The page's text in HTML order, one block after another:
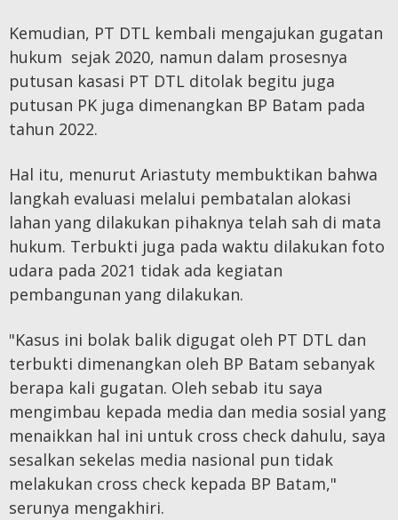
Kemudian, PT DTL kembali mengajukan gugatan
hukum sejak 2020, namun dalam prosesnya
putusan kasasi PT DTL ditolak begitu juga
putusan PK juga dimenangkan BP Batam pada
tahun 2022.
Hal itu, menurut Ariastuty membuktikan bahwa
langkah evaluasi melalui pembatalan alokasi
lahan yang dilakukan pihaknya telah sah di mata
hukum. Terbukti juga pada waktu dilakukan foto
udara pada 2021 tidak ada kegiatan
pembangunan yang dilakukan.
"Kasus ini bolak balik digugat oleh PT DTL dan
terbukti dimenangkan oleh BP Batam sebanyak
berapa kali gugatan. Oleh sebab itu saya
mengimbau kepada media dan media sosial yang
menaikkan hal ini untuk cross check dahulu, saya
sesalkan sekelas media nasional pun tidak
melakukan cross check kepada BP Batam,"
serunya mengakhiri.